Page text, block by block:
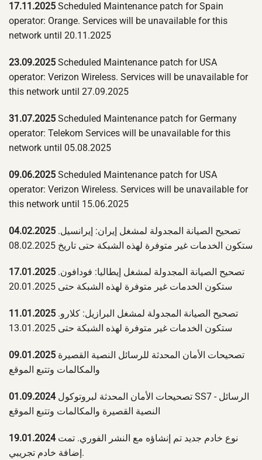
17.11.2025 Scheduled Maintenance patch for Spain
operator: Orange. Services will be unavailable for this
network until 20.11.2025
23.09.2025 Scheduled Maintenance patch for USA
operator: Verizon Wireless. Services will be unavailable for
this network until 27.09.2025
31.07.2025 Scheduled Maintenance patch for Germany
operator: Telekom Services will be unavailable for this
network until 05.08.2025
09.06.2025 Scheduled Maintenance patch for USA
operator: Verizon Wireless. Services will be unavailable for
this network until 15.06.2025
04.02.2025
ستكون الخدمات غير متوفرة لهذه الشبكة حتى تاريخ 08.02.2025
17.01.2025
ستكون الخدمات غير متوفرة لهذه الشبكة حتى 20.01.2025
11.01.2025
ستكون الخدمات غير متوفرة لهذه الشبكة حتى 13.01.2025
09.01.2025
والمكالمات وتتبع الموقع
01.09.2024تصحيحات الأمان المحدثة لبروتوكول SS7 - الرسائل
النصية القصيرة والمكالمات وتتبع الموقع
19.01.2024نوع خادم جديد تم إنشاؤه مع النشر الفوري. تمت
إضافة خادم تجريبي.